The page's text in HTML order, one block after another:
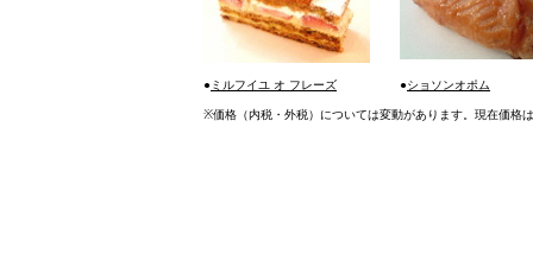
● ミルフイユ オ フレーズ ●ショソンオポム
※価格（内税・外税）については変動があります。現在価格